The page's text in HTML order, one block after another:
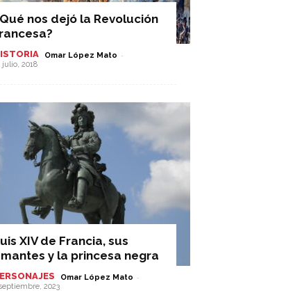
nos dejó la Revolución
Omar López Mato -
julio, 2018
XIV de Francia, sus
y la princesa negra
Omar López Mato -
2023